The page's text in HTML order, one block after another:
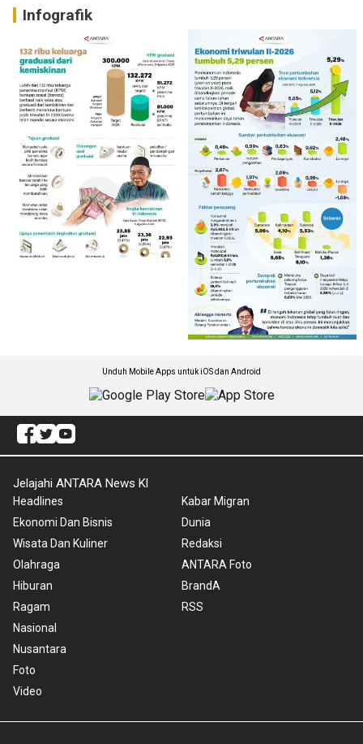
Infografik
Unduh Mobile Apps untuk iOS dan Android
Jelajahi ANTARA News Kl
Headlines
Ekonomi Dan Bisnis
Wisata Dan Kuliner
Olahraga
Hiburan
Ragam
Nasional
Nusantara
Foto
Video
Kabar Migran
Dunia
Redaksi
ANTARA Foto
BrandA
RSS